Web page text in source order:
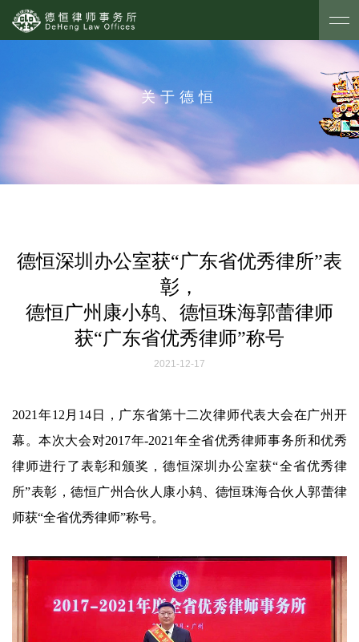
关于德恒
德恒深圳办公室获“广东省优秀律所”表
彰，
德恒广州康小鸫、德恒珠海郭蕾律师
获“广东省优秀律师”称号
2021-12-17
2021年12月14日，广东省第十二次律师代表大会在广州开
幕。本次大会对2017年-2021年全省优秀律师事务所和优秀
律师进行了表彰和颁奖，德恒深圳办公室获“全省优秀律
所”表彰，德恒广州合伙人康小鸫、德恒珠海合伙人郭蕾律
师获“全省优秀律师”称号。